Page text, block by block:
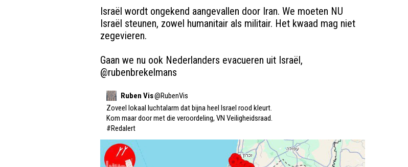
Israël wordt ongekend aangevallen door Iran. We moeten NU
Israël steunen, zowel humanitair als militair. Het kwaad mag niet
zegevieren.
@rubenbrekelmans
Ruben Vis@RubenVis
Zoveel lokaal luchtalarm dat bijna heel Israel rood kleurt.
#Redalert